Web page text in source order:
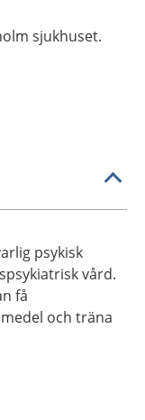
sjukhuset.
psykisk
vård.
få
och träna